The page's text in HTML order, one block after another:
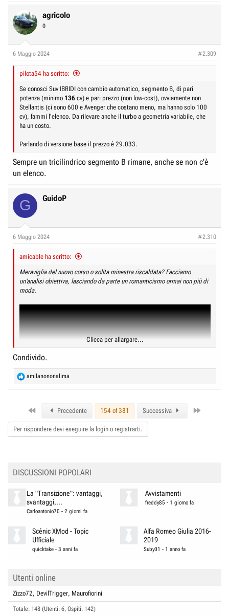
c
t
i
s
agricolo
0
6 Maggio 2024 #2.309
pilota54 ha scritto:
Se conosci Suv IBRIDI con cambio automatico, segmento B, di pari
potenza (minimo 136 cv) e pari prezzo (non low-cost), ovviamente non
Stellantis (ci sono 600 e Avenger che costano meno, ma hanno solo 100
cv), fammi l'elenco. Da rilevare anche il turbo a geometria variabile, che
ha un costo.
Parlando di versione base il prezzo è 29.033.
Sempre un tricilindrico segmento B rimane, anche se non c'è
un elenco.
G GuidoP
6 Maggio 2024 #2.310
amicable ha scritto:
Meraviglia del nuovo corso o solita minestra riscaldata? Facciamo
un'analisi obiettiva, lasciando da parte un romanticismo ormai non più di
moda.
Clicca per allargare...
Condivido.
R
e
o
n
amilanononalima
Precedente 154 of 381 Successiva
Per rispondere devi eseguire la login o registrarti.
DISCUSSIONI POPOLARI
La "Transizione": vantaggi,
svantaggi,...
Carloantonio70 - 2 giorni fa
Avvistamenti
freddy85 - 1 giorno fa
Scénic XMod - Topic
Ufficiale
quicktake -3 anni fa
Alfa Romeo Giulia 2016-
2019
Suby01 - 1 anno fa
Utenti online
Zizzo72 DevilTrigger Maurofiorini
Totale: 148 (Utenti: 6, Ospiti: 142)